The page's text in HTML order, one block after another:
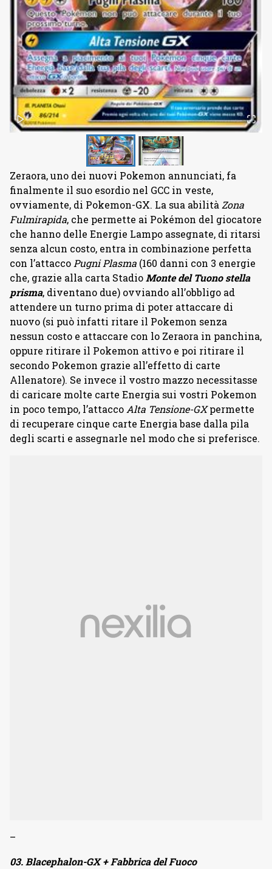
Zeraora, uno dei nuovi Pokemon annunciati, fa
finalmente il suo esordio nel GCC in veste,
ovviamente, di Pokemon-GX. La sua abilitàZona
Fulmirapida, che permette ai Pokémon del giocatore
che hanno delle Energie Lampo assegnate, di ritarsi
senza alcun costo, entra in combinazione perfetta
con l’attaccoPugni Plasma (160 danni con 3 energie
che, grazie alla carta StadioMonte del Tuono stella
prisma, diventano due) ovviando all’obbligo ad
attendere un turno prima di poter attaccare di
nuovo (si può infatti ritare il Pokemon senza
nessun costo e attaccare con lo Zeraora in panchina,
oppure ritirare il Pokemon attivo e poi ritirare il
secondo Pokemon grazie all’effetto di carte
Allenatore). Se invece il vostro mazzo necessitasse
di caricare molte carte Energia sui vostri Pokemon
in poco tempo, l’attaccoAlta Tensione-GXpermette
di recuperare cinque carte Energia base dalla pila
degli scarti e assegnarle nel modo che si preferisce.
–
03. Blacephalon-GX + Fabbrica del Fuoco